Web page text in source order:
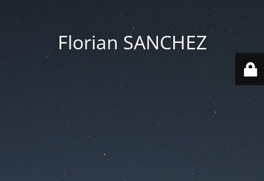
Florian SANCHEZ